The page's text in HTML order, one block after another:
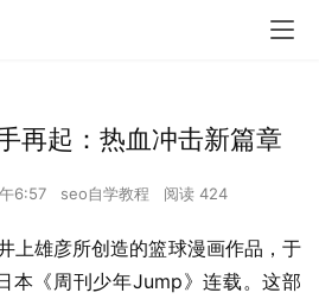
再起：热血冲击新篇章
6:57 seo自学教程 阅读 424
上雄彦所创造的篮球漫画作品，于
本《周刊少年Jump》连载。这部